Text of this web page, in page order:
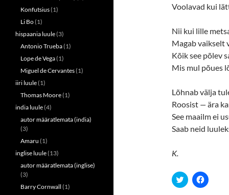
e
w
n
d
o
w
)
n
e
i
n
d
o
w
)
Voolavad kui
Nii kui lille
Magab vaikselt
Kõik see põlev
Mis mul põues
Lõhnab välja
Roosist — ära
See maailm ei
Saab neid
K.
C
l
C
l
Konfutsius(1)
Li Bo(1)
hispaania luule(3)
Antonio Trueba(1)
Lope de Vega(1)
Miguel de Cervantes(1)
iiri luule(1)
Thomas Moore(1)
india luule(4)
autor määratlemata (india)
(3)
Amaru (1)
inglise luule(13)
autor määratlemata (inglise)
(3)
Barry Cornwall (1)